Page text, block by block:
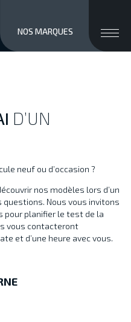
close
NOS MARQUES
D’UN
neuf ou d’occasion ?
nos modèles lors d’un
Nous vous invitons
pour planifier le test de la
vous contacteront
et d’une heure avec vous.